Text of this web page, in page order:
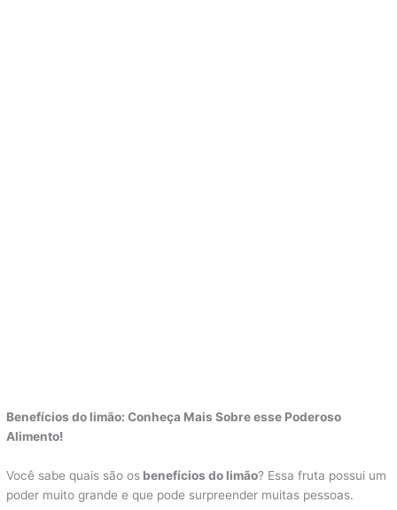
Benefícios do limão: Conheça Mais Sobre esse Poderoso
Alimento!
Você sabe quais são os benefícios do limão? Essa fruta possui um
poder muito grande e que pode surpreender muitas pessoas.